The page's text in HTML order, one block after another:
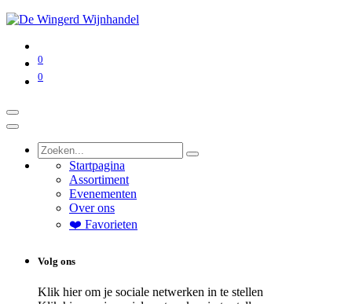
0
0
Startpagina
Assortiment
Evenementen
Over ons
❤️ Favorieten
Volg ons
Klik hier om je sociale netwerken in te stellen